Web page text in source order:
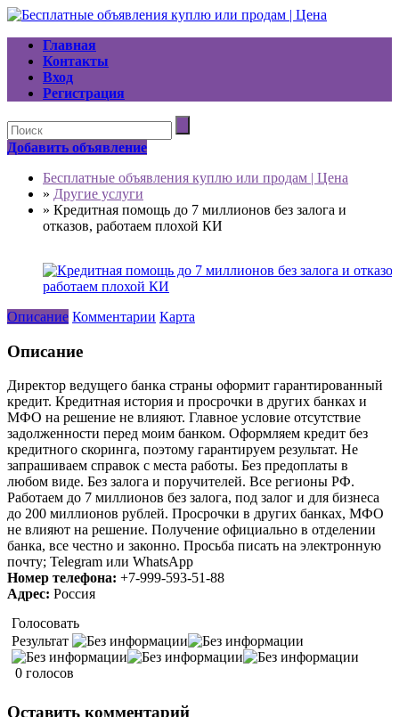
Главная
Контакты
Вход
Регистрация
Добавить объявление
Бесплатные объявления куплю или продам | Цена
» Другие услуги
» Кредитная помощь до 7 миллионов без залога и
отказов, работаем плохой КИ
Описание Комментарии Карта
Описание
Директор ведущего банка страны оформит гарантированный
кредит. Кредитная история и просрочки в других банках и
МФО на решение не влияют. Главное условие отсутствие
задолженности перед моим банком. Оформляем кредит без
кредитного скоринга, поэтому гарантируем результат. Не
запрашиваем справок с места работы. Без предоплаты в
любом виде. Без залога и поручителей. Все регионы РФ.
Работаем до 7 миллионов без залога, под залог и для бизнеса
до 200 миллионов рублей. Просрочки в других банках, МФО
не влияют на решение. Получение официально в отделении
банка, все честно и законно. Просьба писать на электронную
почту; Telegram или WhatsApp
Номер телефона: +7-999-593-51-88
Адрес: Россия
Голосовать
Результат
0 голосов
Оставить комментарий